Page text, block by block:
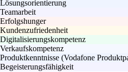
Lösungsorientierung
Teamarbeit
Erfolgshunger
Kundenzufriedenheit
Digitalisierungskompetenz
Verkaufskompetenz
Produktkenntnisse (Vodafone
Begeisterungsfähigkeit